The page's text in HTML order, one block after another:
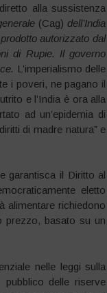
alla sussistenza
(Cag)dell’India
autorizzato dal
di Rupie. Il governo
L’imperialismo delle
i poveri, ne pagano il
e l’India è ora alla
ad un’epidemia di
di madre natura” e
garantisca il Diritto al
eletto
alimentare richiedono
prezzo, basato su un
nelle leggi sulla
delle riserve